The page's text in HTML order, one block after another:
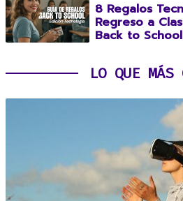
8 Regalos
Regreso a
Back to School
LO QUE MÁS